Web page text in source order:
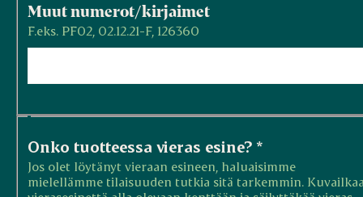
Muut numerot/kirjaimet
F.eks. PF02, 02.12.21-F, 126360
Onko tuotteessa vieras esine? *
Jos olet löytänyt vieraan esineen, haluaisimme
mielellämme tilaisuuden tutkia sitä tarkemmin.